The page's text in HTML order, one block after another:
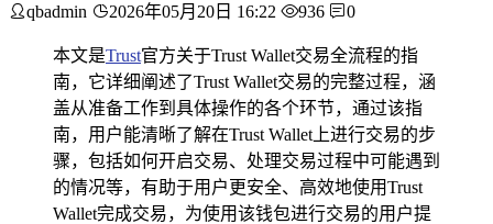
qbadmin 2026年05月20日 16:22 936 0
本文是Trust官方关于Trust Wallet交易全流程的指
南，它详细阐述了Trust Wallet交易的完整过程，涵
盖从准备工作到具体操作的各个环节，通过该指
南，用户能清晰了解在Trust Wallet上进行交易的步
骤，包括如何开启交易、处理交易过程中可能遇到
的情况等，有助于用户更安全、高效地使用Trust
Wallet完成交易，为使用该钱包进行交易的用户提